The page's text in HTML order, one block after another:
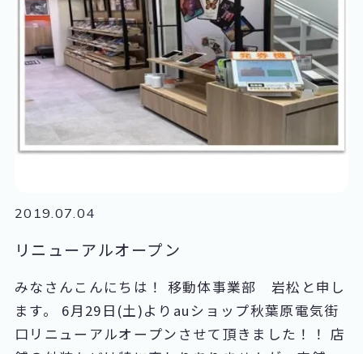
2019.07.04
リニューアルオープン
みなさんこんにちは！ 移動体事業部 岩松と申し
ます。 6月29日(土)よりauショップ秋葉原電気街
口リニューアルオープンさせて頂きました！！ 店